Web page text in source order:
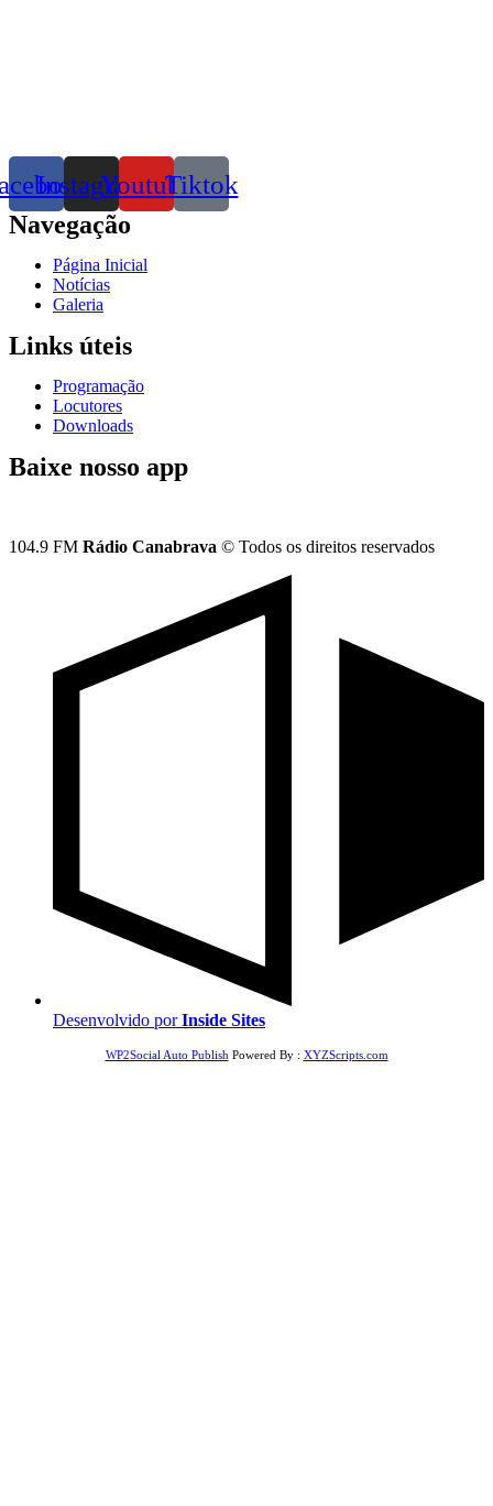
InstagramYoutubeTiktok
Navegação
Página Inicial
Notícias
Galeria
Links úteis
Programação
Locutores
Downloads
Baixe nosso app
104.9 FM Rádio Canabrava © Todos os direitos reservados
Desenvolvido porInside Sites
WP2Social Auto Publish Powered By : XYZScripts.com